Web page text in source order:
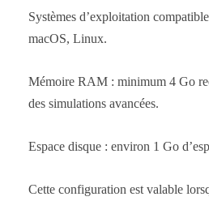
Systèmes d’exploitation
macOS, Linux.
Mémoire RAM : minimum 4 Go
des simulations avancées.
Espace disque : environ 1 Go
Cette configuration est valable